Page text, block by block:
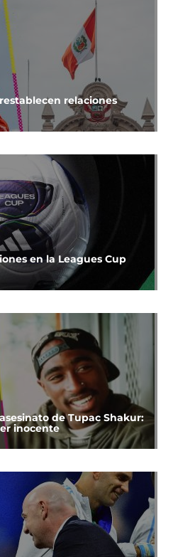
relaciones
en la Leagues Cup
de Tupac Shakur:
inocente